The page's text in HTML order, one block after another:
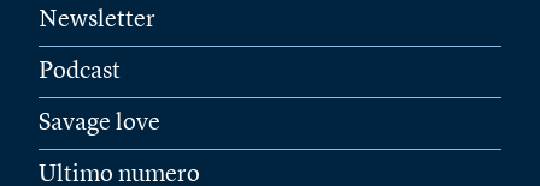
Newsletter
Podcast
Savage love
Ultimo numero